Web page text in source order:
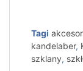
Tagi
kandelaber,
szklany,